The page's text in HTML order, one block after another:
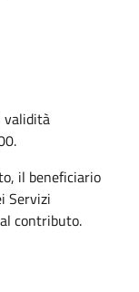
validità
il beneficiario
Servizi
contributo.